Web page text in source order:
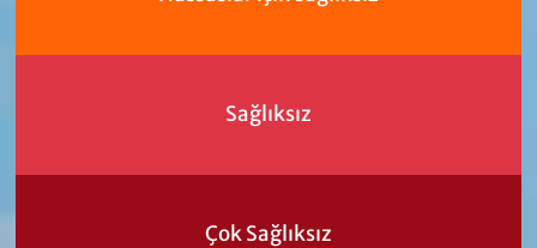
Sağlıksız
Çok Sağlıksız